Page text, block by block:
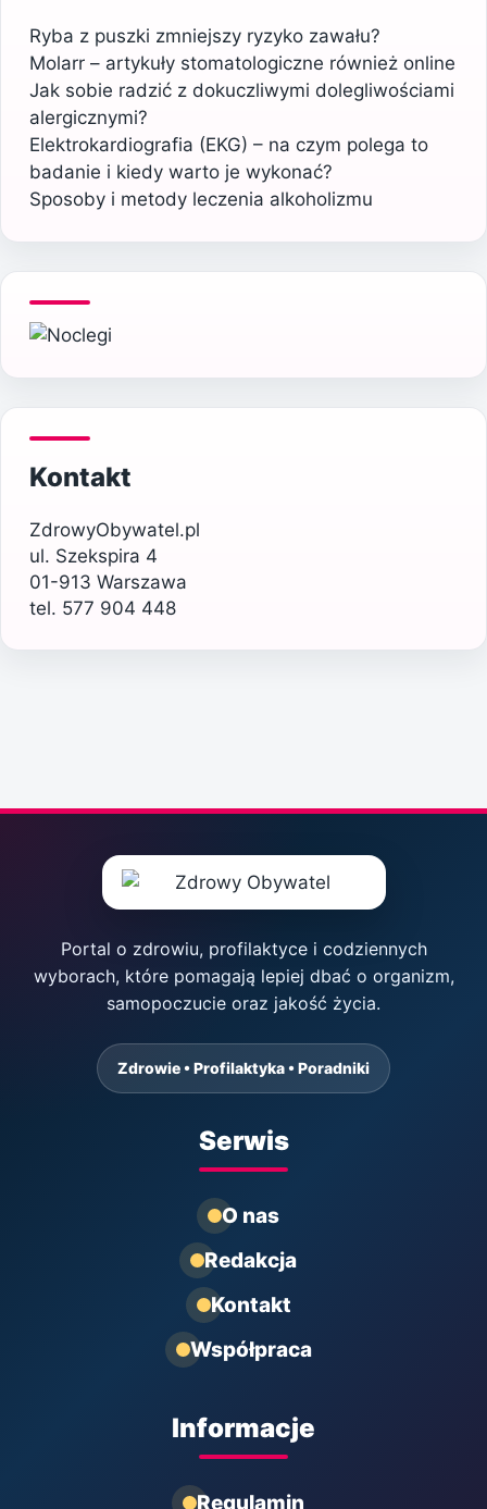
Ryba z puszki zmniejszy ryzyko zawału?
Molarr – artykuły stomatologiczne również online
Jak sobie radzić z dokuczliwymi dolegliwościami
alergicznymi?
Elektrokardiografia (EKG) – na czym polega to
badanie i kiedy warto je wykonać?
Sposoby i metody leczenia alkoholizmu
Kontakt
ZdrowyObywatel.pl
ul. Szekspira 4
01-913 Warszawa
tel. 577 904 448
Portal o zdrowiu, profilaktyce i codziennych
wyborach, które pomagają lepiej dbać o organizm,
samopoczucie oraz jakość życia.
Zdrowie • Profilaktyka • Poradniki
Serwis
O nas
Redakcja
Kontakt
Współpraca
Informacje
Regulamin